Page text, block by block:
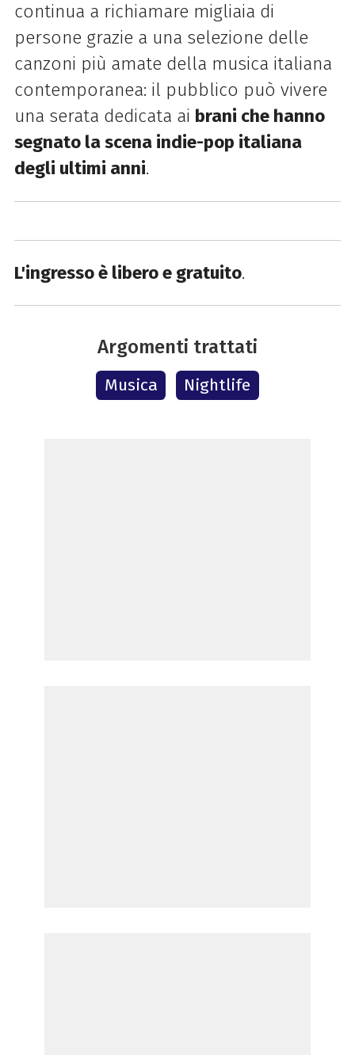
continua a richiamare migliaia di
persone grazie a una selezione delle
canzoni più amate della musica italiana
contemporanea: il pubblico può vivere
una serata dedicata ai brani che hanno
segnato la scena indie-pop italiana
degli ultimi anni.
L'ingresso è libero e gratuito.
Argomenti trattati
Musica Nightlife